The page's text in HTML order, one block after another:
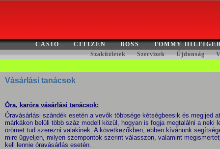
CASIO CITIZEN BOSS
TOMMY
Szaküzletek
Szervizek Újdonság
Vásárlási tanácsok
Óra, karóra vásárlási tanácsok:
Óravásárlási szándék esetén a vevők többsége kétségbeesik és megijed
márkákon belüli több száz modell közül, hogyan is fogja megtalálni a neki
örömet tud szerezni valakinek. A következőkben, ebben kívánunk
mire ügyeljen, milyen szempontok szerint válasszon, valamint
kell lennie óravásárlás esetén.